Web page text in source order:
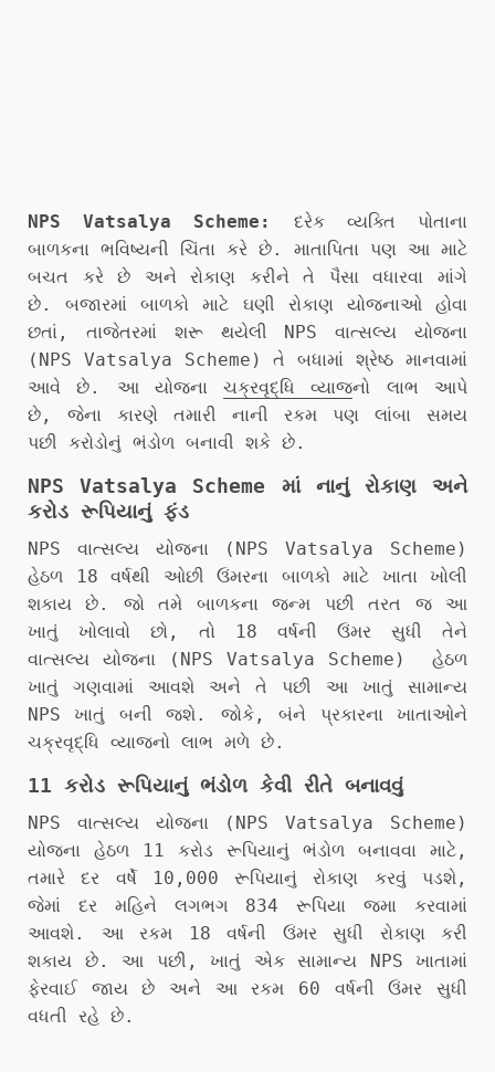
NPS Vatsalya Scheme:
દરેક વ્યક્તિ પોતાના
બાળકના ભવિષ્યની ચિંતા કરે છે. માતાપિતા પણ આ માટે
બચત કરે છે અને રોકાણ કરીને તે પૈસા વધારવા માંગે
છે. બજારમાં બાળકો માટે ઘણી રોકાણ યોજનાઓ હોવા
છતાં, તાજેતરમાં શરૂ થયેલી NPS વાત્સલ્ય યોજના
(NPS Vatsalya Scheme) તે બધામાં શ્રેષ્ઠ માનવામાં
આવે છે. આ યોજનાચક્રવૃદ્ધિ વ્યાજનો લાભ આપે
છે, જેના કારણે તમારી નાની રકમ પણ લાંબા સમય
પછી કરોડોનું ભંડોળ બનાવી શકે છે.
NPS Vatsalya Scheme માં નાનું રોકાણ અને
કરોડ રૂપિયાનું ફંડ
NPS વાત્સલ્ય યોજના (NPS Vatsalya Scheme)
હેઠળ 18 વર્ષથી ઓછી ઉંમરના બાળકો માટે ખાતા ખોલી
શકાય છે. જો તમે બાળકના જન્મ પછી તરત જ આ
ખાતું ખોલાવો છો, તો 18 વર્ષની ઉંમર સુધી તેને
વાત્સલ્ય યોજના (NPS Vatsalya Scheme) હેઠળ
ખાતું ગણવામાં આવશે અને તે પછી આ ખાતું સામાન્ય
NPS ખાતું બની જશે. જોકે, બંને પ્રકારના ખાતાઓને
ચક્રવૃદ્ધિ વ્યાજનો લાભ મળે છે.
11 કરોડ રૂપિયાનું ભંડોળ કેવી રીતે બનાવવું
NPS વાત્સલ્ય યોજના (NPS Vatsalya Scheme)
યોજના હેઠળ 11 કરોડ રૂપિયાનું ભંડોળ બનાવવા માટે,
તમારે દર વર્ષે 10,000 રૂપિયાનું રોકાણ કરવું પડશે,
જેમાં દર મહિને લગભગ 834 રૂપિયા જમા કરવામાં
આવશે. આ રકમ 18 વર્ષની ઉંમર સુધી રોકાણ કરી
શકાય છે. આ પછી, ખાતું એક સામાન્ય NPS ખાતામાં
ફેરવાઈ જાય છે અને આ રકમ 60 વર્ષની ઉંમર સુધી
વધતી રહે છે.